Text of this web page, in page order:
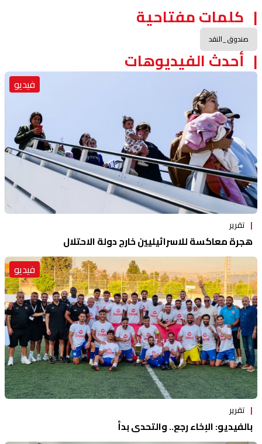
كلمات مفتاحية
صندوق_النقد
أحدث الفيديوهات
فيديو
تقرير
هجرة معاكسة للاسرائيليين خارج دولة الاحتلال
فيديو
تقرير
بالفيديو: الإخاء رجع.. والتحدي بدأ